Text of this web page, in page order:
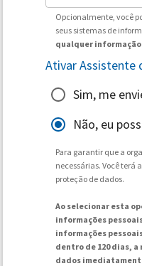
Opcionalmente, você
seus sistemas de
qualquer informação
Ativar Assistente
Sim, me
Não, eu
Para garantir que a
necessárias. Você terá
proteção de dados.
Ao selecionar esta
informações
informações
dentro de 120 dias,
dados